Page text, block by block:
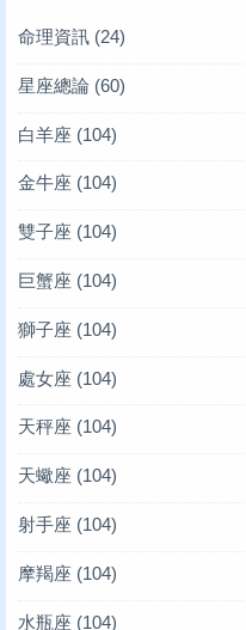
命理資訊 (24)
星座總論 (60)
白羊座 (104)
金牛座 (104)
雙子座 (104)
巨蟹座 (104)
獅子座 (104)
處女座 (104)
天秤座 (104)
天蠍座 (104)
射手座 (104)
摩羯座 (104)
水瓶座 (104)